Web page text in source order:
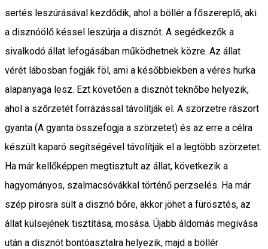
sertés leszúrásával kezdődik, ahol a böllér a főszereplő, aki
a disznóölő késsel leszúrja a disznót. A segédkezők a
sivalkodó állat lefogásában működhetnek közre. Az állat
vérét lábosban fogják föl, ami a későbbiekben a véres hurka
alapanyaga lesz. Ezt követően a disznót teknőbe helyezik,
ahol a szőrzetét forrázással távolítják el. A szörzetre rászort
gyanta (A gyanta összefogja a szörzetet) és az erre a célra
készült kaparó segítségével távolítják el a legtöbb szörzetet.
Ha már kellőképpen megtisztult az állat, következik a
hagyományos, szalmacsóvákkal történő perzselés. Ha már
szép pirosra sült a disznó bőre, akkor jöhet a fürösztés, az
állat külsejének tisztítása, mosása. Újabb áldomás megivása
után a disznót bontóasztalra helyezik, majd a böllér